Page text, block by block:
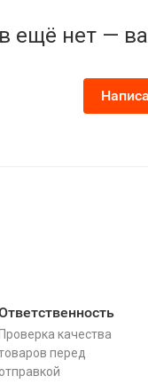
ещё нет —
Проверка качества
перед
отправкой